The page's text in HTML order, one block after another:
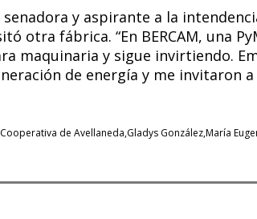
senadora y aspirante a la
otra fábrica. “En BERCAM, una
maquinaria y sigue invirtiendo.
de energía y me invitaron
Cooperativa de Avellaneda Gladys GonzálezMaría